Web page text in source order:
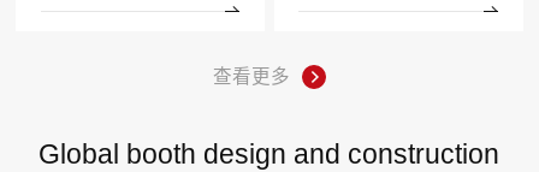
查看更多
Global booth design and construction